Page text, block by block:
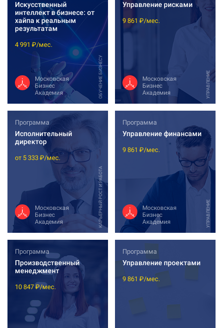
ОБУЧЕНИЕ БИЗНЕСУ
Искусственный
интеллект в бизнесе: от
хайпа к реальным
результатам
4 991 ₽/мес.
Московская
Бизнес
Академия
УПРАВЛЕНИЕ
Управление рисками
9 861 ₽/мес.
Московская
Бизнес
Академия
КАРЬЕРНЫЙ РОСТ И РАБОТА
Программа
Исполнительный
директор
от 5 333 ₽/мес.
Московская
Бизнес
Академия
УПРАВЛЕНИЕ
Программа
Управление финансами
9 861 ₽/мес.
Московская
Бизнес
Академия
Программа
Производственный
менеджмент
10 847 ₽/мес.
Программа
Управление проектами
9 861 ₽/мес.